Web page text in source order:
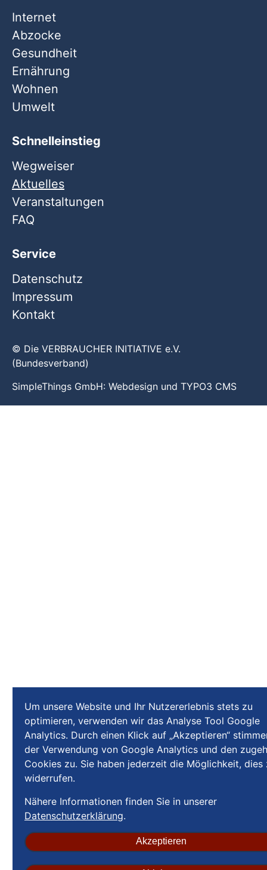
Internet
Abzocke
Gesundheit
Ernährung
Wohnen
Umwelt
Schnelleinstieg
Wegweiser
Aktuelles
Veranstaltungen
FAQ
Service
Datenschutz
Impressum
Kontakt
© Die VERBRAUCHER INITIATIVE e.V.
(Bundesverband)
SimpleThings GmbH: Webdesign und TYPO3 CMS
Um unsere Website und Ihr Nutzererlebnis stets zu
optimieren, verwenden wir das Analyse Tool Google
Analytics. Durch einen Klick auf „Akzeptieren“
der Verwendung von Google Analytics und den
Cookies zu. Sie haben jederzeit die Möglichkeit, dies
widerrufen.
Nähere Informationen finden Sie in unserer
Datenschutzerklärung.
Akzeptieren